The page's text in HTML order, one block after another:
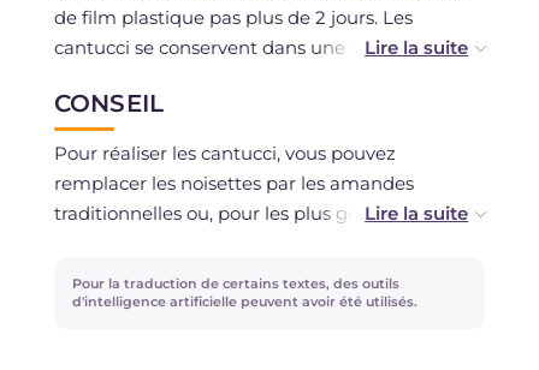
de film plastique pas plus de 2 jours. Les
cantucci se conservent dans une boîte en métal
CONSEIL
Pour réaliser les cantucci, vous pouvez
remplacer les noisettes par les amandes
traditionnelles ou, pour les plus gourmands, par
Pour la traduction de certains textes, des outils
d'intelligence artificielle peuvent avoir été utilisés.